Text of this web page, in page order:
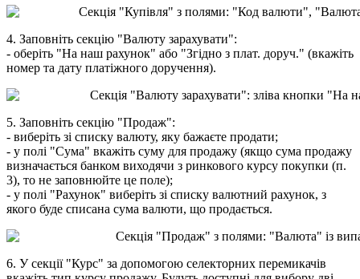
4. Заповніть секцію "Валюту зарахувати":
- оберіть "На наш рахунок" або "Згідно з плат. доруч." (вкажіть
номер та дату платіжного доручення).
5. Заповніть секцію "Продаж":
- виберіть зі списку валюту, яку бажаєте продати;
- у полі "Сума" вкажіть суму для продажу (якщо сума продажу
визначається банком виходячи з ринкового курсу покупки (п.
3), то не заповнюйте це поле);
- у полі "Рахунок" виберіть зі списку валютний рахунок, з
якого буде списана сума валюти, що продається.
6. У секції "Курс" за допомогою селекторних перемикачів